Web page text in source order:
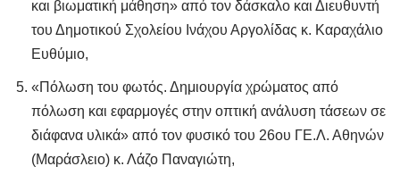
και βιωματική μάθηση» από τον δάσκαλο και Διευθυντή
του Δημοτικού Σχολείου Ινάχου Αργολίδας κ. Καραχάλιο
Ευθύμιο,
«Πόλωση του φωτός. Δημιουργία χρώματος από
πόλωση και εφαρμογές στην οπτική ανάλυση τάσεων σε
διάφανα υλικά» από τον φυσικό του 26ου ΓΕ.Λ. Αθηνών
(Μαράσλειο) κ. Λάζο Παναγιώτη,